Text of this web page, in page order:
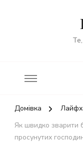
Домівка
Як швидко зварити
просунутих